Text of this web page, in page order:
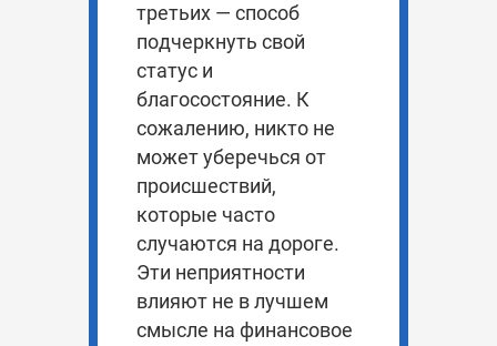
третьих — способ
подчеркнуть свой
статус и
благосостояние. К
сожалению, никто не
может уберечься от
происшествий,
которые часто
случаются на дороге.
Эти неприятности
влияют не в лучшем
смысле на финансовое